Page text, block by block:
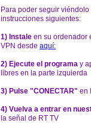
Para poder seguir
instrucciones siguientes:
1) Instale en su ordenador
VPN desde aquí:
2) Ejecute el programa y
libres en la parte izquierda
3) Pulse "CONECTAR" en
4) Vuelva a entrar en
la señal de RT TV